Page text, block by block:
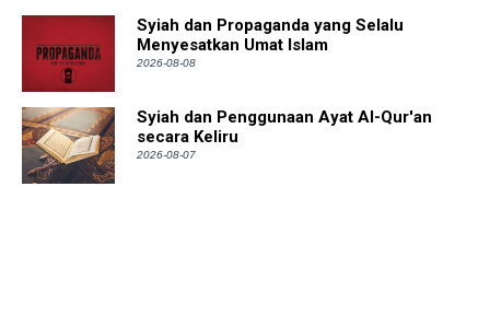
Syiah dan Propaganda yang Selalu
Menyesatkan Umat Islam
2026-08-08
Syiah dan Penggunaan Ayat Al-Qur'an
secara Keliru
2026-08-07